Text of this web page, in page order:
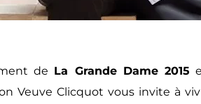
de La Grande Dame 2015
Veuve Clicquot vous invite à